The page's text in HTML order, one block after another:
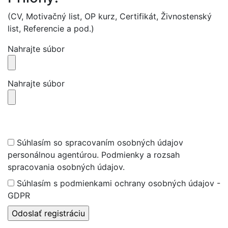
(CV, Motivačný list, OP kurz, Certifikát, Živnostenský
list, Referencie a pod.)
Nahrajte súbor
Nahrajte súbor
Súhlasím so spracovaním osobných údajov
personálnou agentúrou. Podmienky a rozsah
spracovania osobných údajov.
Súhlasím s podmienkami ochrany osobných údajov -
GDPR